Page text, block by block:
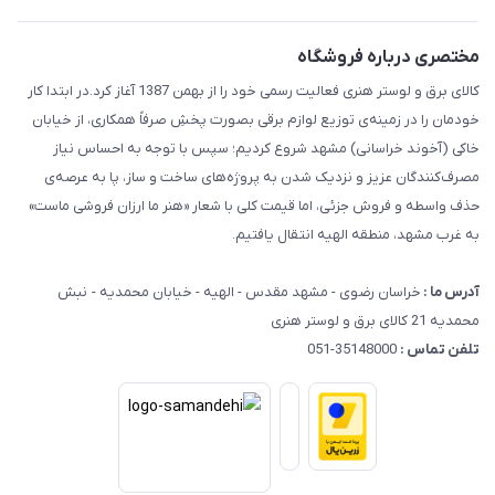
مختصری درباره فروشگاه
کالای برق و لوستر هنری فعالیت رسمی خود را از بهمن 1387 آغاز کرد.در ابتدا کار
خودمان را در زمینه‌ی توزیع لوازم برقی بصورت پخشِ صرفاً همکاری، از خیابان
خاکی (آخوند خراسانی) مشهد شروع کردیم؛ سپس با توجه به احساس نیاز
مصرف‌کنندگان عزیز و نزدیک شدن به پروژه‌های ساخت و ساز، پا به عرصه‌ی
حذف واسطه و فروش جزئی، اما قیمت کلی با شعار «هنر ما ارزان فروشی ماست»
به غرب مشهد، منطقه الهیه انتقال یافتیم.
آدرس ما : خراسان رضوی - مشهد مقدس - الهیه - خیابان محمدیه - نبش
محمدیه 21 کالای برق و لوستر هنری
تلفن تماس :